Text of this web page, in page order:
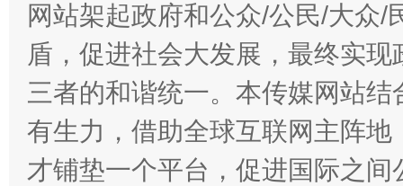
网站架起政府和公众/公民/大众
盾，促进社会大发展，最终实
三者的和谐统一。本传媒网站
有生力，借助全球互联网主阵
才铺垫一个平台，促进国际之